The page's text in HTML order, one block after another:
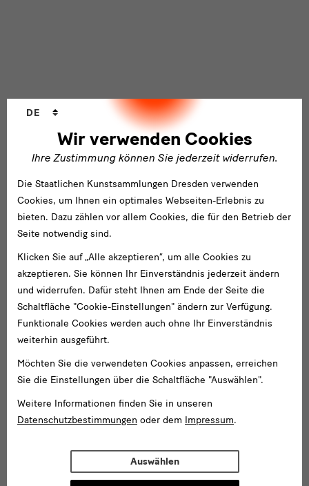
Wir verwenden Cookies
Ihre Zustimmung können Sie jederzeit widerrufen.
DE
Die Staatlichen Kunstsammlungen Dresden verwenden
Cookies, um Ihnen ein optimales Webseiten-Erlebnis zu
bieten. Dazu zählen vor allem Cookies, die für den Betrieb der
Seite notwendig sind.
Klicken Sie auf „Alle akzeptieren“, um alle Cookies zu
akzeptieren. Sie können Ihr Einverständnis jederzeit ändern
und widerrufen. Dafür steht Ihnen am Ende der Seite die
Schaltfläche "Cookie-Einstellungen" ändern zur Verfügung.
Funktionale Cookies werden auch ohne Ihr Einverständnis
weiterhin ausgeführt.
Möchten Sie die verwendeten Cookies anpassen, erreichen
Sie die Einstellungen über die Schaltfläche "Auswählen".
Weitere Informationen finden Sie in unseren
Datenschutzbestimmungen oder dem Impressum.
Auswählen